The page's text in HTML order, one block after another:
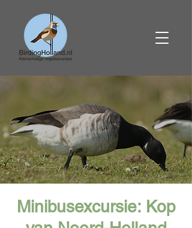
Minibusexcursie: Kop